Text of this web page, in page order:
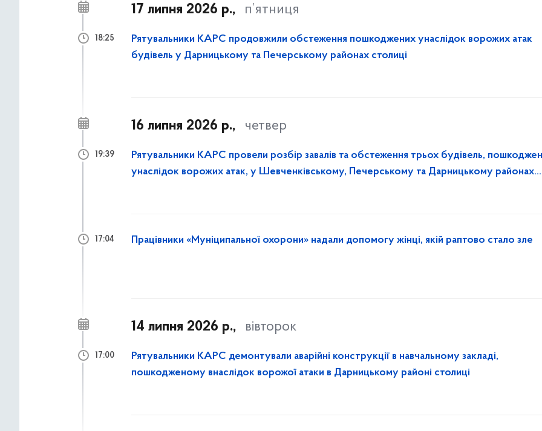
17 липня 2026 р., п’ятниця
Рятувальники КАРС продовжили обстеження пошкоджених унаслідок ворожих атак
будівель у Дарницькому та Печерському районах столиці
18:25
16 липня 2026 р., четвер
Рятувальники КАРС провели розбір завалів та обстеження трьох будівель,
унаслідок ворожих атак, у Шевченківському, Печерському та Дарницькому районах
19:39
Працівники «Муніципальної охорони» надали допомогу жінці, якій раптово стало зле
17:04
14 липня 2026 р., вівторок
Рятувальники КАРС демонтували аварійні конструкції в навчальному закладі,
пошкодженому внаслідок ворожої атаки в Дарницькому районі столиці
17:00